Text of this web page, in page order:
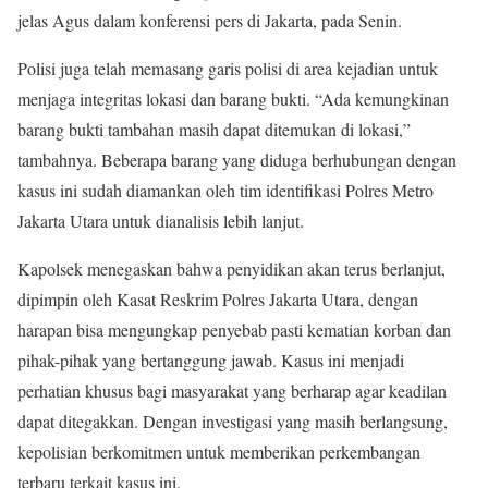
jelas Agus dalam konferensi pers di Jakarta, pada Senin.
Polisi juga telah memasang garis polisi di area kejadian untuk
menjaga integritas lokasi dan barang bukti. “Ada kemungkinan
barang bukti tambahan masih dapat ditemukan di lokasi,”
tambahnya. Beberapa barang yang diduga berhubungan dengan
kasus ini sudah diamankan oleh tim identifikasi Polres Metro
Jakarta Utara untuk dianalisis lebih lanjut.
Kapolsek menegaskan bahwa penyidikan akan terus berlanjut,
dipimpin oleh Kasat Reskrim Polres Jakarta Utara, dengan
harapan bisa mengungkap penyebab pasti kematian korban dan
pihak-pihak yang bertanggung jawab. Kasus ini menjadi
perhatian khusus bagi masyarakat yang berharap agar keadilan
dapat ditegakkan. Dengan investigasi yang masih berlangsung,
kepolisian berkomitmen untuk memberikan perkembangan
terbaru terkait kasus ini.